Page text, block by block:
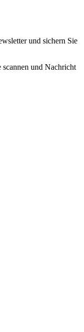
und sichern Sie
und Nachricht